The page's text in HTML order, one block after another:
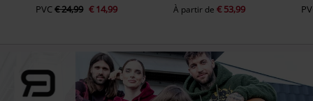
PVC€ 24,99 € 14,99 À partir de€ 53,99